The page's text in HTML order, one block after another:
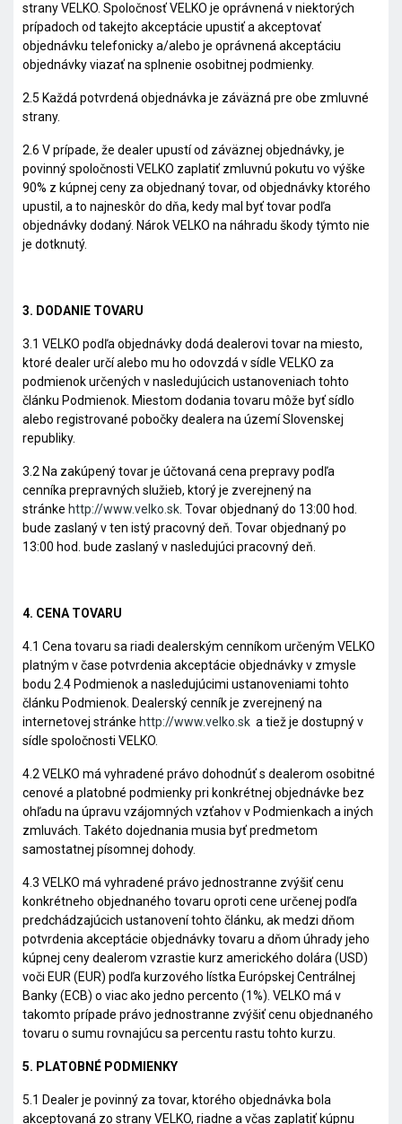
strany VELKO. Spoločnosť VELKO je oprávnená v niektorých
prípadoch od takejto akceptácie upustiť a akceptovať
objednávku telefonicky a/alebo je oprávnená akceptáciu
objednávky viazať na splnenie osobitnej podmienky.
2.5 Každá potvrdená objednávka je záväzná pre obe zmluvné
strany.
2.6 V prípade, že dealer upustí od záväznej objednávky, je
povinný spoločnosti VELKO zaplatiť zmluvnú pokutu vo výške
90% z kúpnej ceny za objednaný tovar, od objednávky ktorého
upustil, a to najneskôr do dňa, kedy mal byť tovar podľa
objednávky dodaný. Nárok VELKO na náhradu škody týmto nie
je dotknutý.
3. DODANIE TOVARU
3.1 VELKO podľa objednávky dodá dealerovi tovar na miesto,
ktoré dealer určí alebo mu ho odovzdá v sídle VELKO za
podmienok určených v nasledujúcich ustanoveniach tohto
článku Podmienok. Miestom dodania tovaru môže byť sídlo
alebo registrované pobočky dealera na území Slovenskej
republiky.
3.2 Na zakúpený tovar je účtovaná cena prepravy podľa
cenníka prepravných služieb, ktorý je zverejnený na
stránke http://www.velko.sk. Tovar objednaný do 13:00 hod.
bude zaslaný v ten istý pracovný deň. Tovar objednaný po
13:00 hod. bude zaslaný v nasledujúci pracovný deň.
4. CENA TOVARU
4.1 Cena tovaru sa riadi dealerským cenníkom určeným VELKO
platným v čase potvrdenia akceptácie objednávky v zmysle
bodu 2.4 Podmienok a nasledujúcimi ustanoveniami tohto
článku Podmienok. Dealerský cenník je zverejnený na
internetovej stránke http://www.velko.sk a tiež je dostupný v
sídle spoločnosti VELKO.
4.2 VELKO má vyhradené právo dohodnúť s dealerom osobitné
cenové a platobné podmienky pri konkrétnej objednávke bez
ohľadu na úpravu vzájomných vzťahov v Podmienkach a iných
zmluvách. Takéto dojednania musia byť predmetom
samostatnej písomnej dohody.
4.3 VELKO má vyhradené právo jednostranne zvýšiť cenu
konkrétneho objednaného tovaru oproti cene určenej podľa
predchádzajúcich ustanovení tohto článku, ak medzi dňom
potvrdenia akceptácie objednávky tovaru a dňom úhrady jeho
kúpnej ceny dealerom vzrastie kurz amerického dolára (USD)
voči EUR (EUR) podľa kurzového lístka Európskej Centrálnej
Banky (ECB) o viac ako jedno percento (1%). VELKO má v
takomto prípade právo jednostranne zvýšiť cenu objednaného
tovaru o sumu rovnajúcu sa percentu rastu tohto kurzu.
5. PLATOBNÉ PODMIENKY
5.1 Dealer je povinný za tovar, ktorého objednávka bola
akceptovaná zo strany VELKO, riadne a včas zaplatiť kúpnu